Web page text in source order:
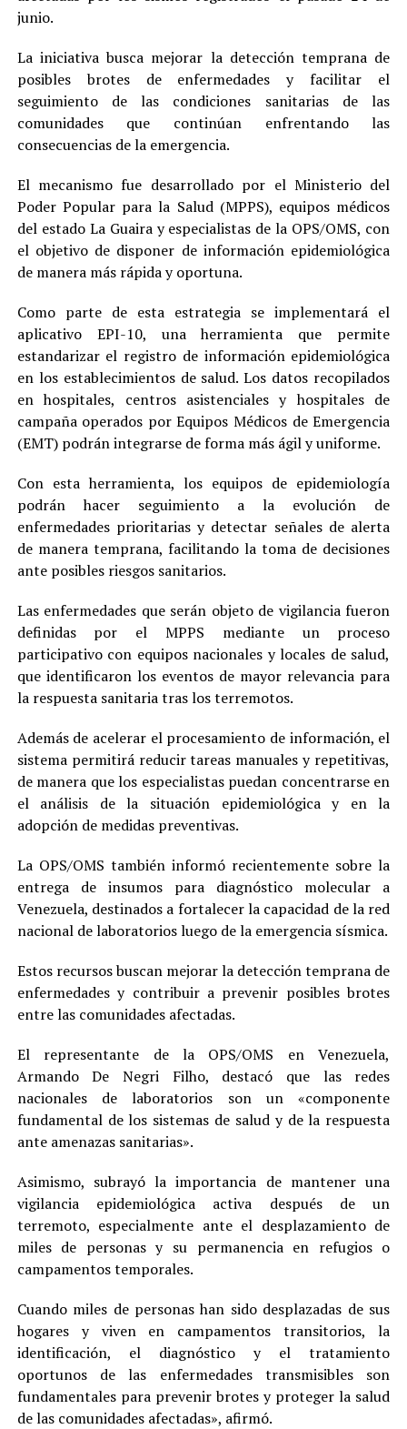
junio.
La iniciativa busca mejorar la detección temprana de
posibles brotes de enfermedades y facilitar el
seguimiento de las condiciones sanitarias de las
comunidades que continúan enfrentando las
consecuencias de la emergencia.
El mecanismo fue desarrollado por el Ministerio del
Poder Popular para la Salud (MPPS), equipos médicos
del estado La Guaira y especialistas de la OPS/OMS, con
el objetivo de disponer de información epidemiológica
de manera más rápida y oportuna.
Como parte de esta estrategia se implementará el
aplicativo EPI-10, una herramienta que permite
estandarizar el registro de información epidemiológica
en los establecimientos de salud. Los datos recopilados
en hospitales, centros asistenciales y hospitales de
campaña operados por Equipos Médicos de Emergencia
(EMT) podrán integrarse de forma más ágil y uniforme.
Con esta herramienta, los equipos de epidemiología
podrán hacer seguimiento a la evolución de
enfermedades prioritarias y detectar señales de alerta
de manera temprana, facilitando la toma de decisiones
ante posibles riesgos sanitarios.
Las enfermedades que serán objeto de vigilancia fueron
definidas por el MPPS mediante un proceso
participativo con equipos nacionales y locales de salud,
que identificaron los eventos de mayor relevancia para
la respuesta sanitaria tras los terremotos.
Además de acelerar el procesamiento de información, el
sistema permitirá reducir tareas manuales y repetitivas,
de manera que los especialistas puedan concentrarse en
el análisis de la situación epidemiológica y en la
adopción de medidas preventivas.
La OPS/OMS también informó recientemente sobre la
entrega de insumos para diagnóstico molecular a
Venezuela, destinados a fortalecer la capacidad de la red
nacional de laboratorios luego de la emergencia sísmica.
Estos recursos buscan mejorar la detección temprana de
enfermedades y contribuir a prevenir posibles brotes
entre las comunidades afectadas.
El representante de la OPS/OMS en Venezuela,
Armando De Negri Filho, destacó que las redes
nacionales de laboratorios son un «componente
fundamental de los sistemas de salud y de la respuesta
ante amenazas sanitarias».
Asimismo, subrayó la importancia de mantener una
vigilancia epidemiológica activa después de un
terremoto, especialmente ante el desplazamiento de
miles de personas y su permanencia en refugios o
campamentos temporales.
Cuando miles de personas han sido desplazadas de sus
hogares y viven en campamentos transitorios, la
identificación, el diagnóstico y el tratamiento
oportunos de las enfermedades transmisibles son
fundamentales para prevenir brotes y proteger la salud
de las comunidades afectadas», afirmó.